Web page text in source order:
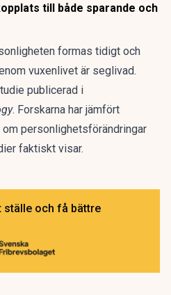
till både sparande och
formas tidigt och
vuxenlivet är seglivad.
publicerad i
. Forskarna har jämfört
personlighetsförändringar
faktiskt visar.
ställe och få bättre